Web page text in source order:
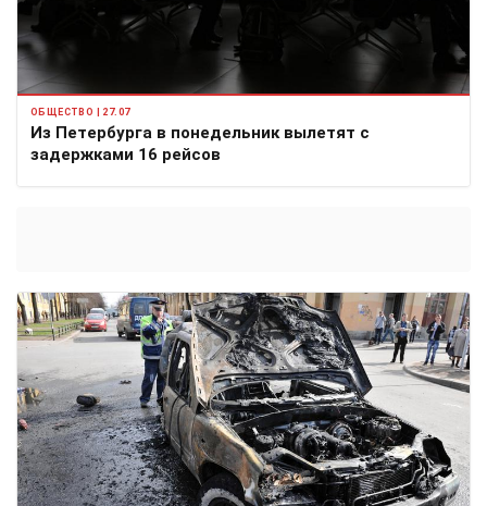
ОБЩЕСТВО | 27.07
Из Петербурга в понедельник вылетят с
задержками 16 рейсов